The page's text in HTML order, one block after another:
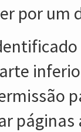
por um